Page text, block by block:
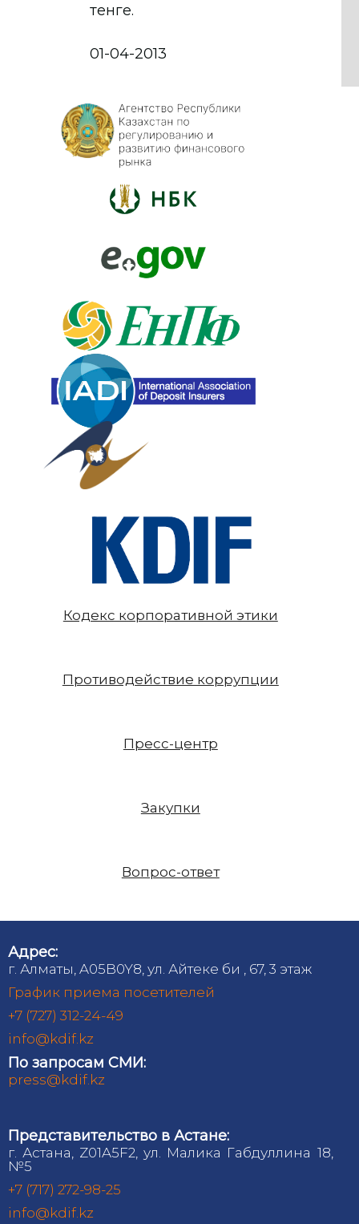
тенге.
01-04-2013
Кодекс корпоративной этики
Противодействие коррупции
Пресс-центр
Закупки
Вопрос-ответ
Адрес:
г. Алматы, A05B0Y8, ул. Айтеке би , 67, 3 этаж
График приема посетителей
+7 (727) 312-24-49
info@kdif.kz
По запросам СМИ:
press@kdif.kz
Представительство в Астане:
г. Астана, Z01A5F2, ул. Малика Габдуллина 18,
№5
+7 (717) 272-98-25
info@kdif.kz